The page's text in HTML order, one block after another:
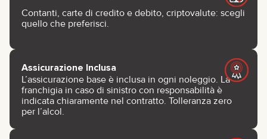
Contanti, carte di credito e debito, criptovalute: scegli
quello che preferisci.
Assicurazione Inclusa
L’assicurazione base è inclusa in ogni noleggio. La
franchigia in caso di sinistro con responsabilità è
indicata chiaramente nel contratto. Tolleranza zero
per l’alcol.